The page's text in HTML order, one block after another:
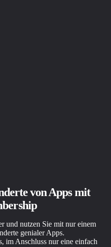
von Apps mit
und nutzen Sie mit nur einem
genialer Apps.
im Anschluss nur eine einfach